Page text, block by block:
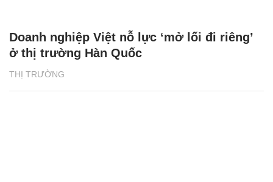
THỊ TRƯỜNG
Doanh nghiệp Việt nỗ lực ‘mở lối đi riêng’
ở thị trường Hàn Quốc